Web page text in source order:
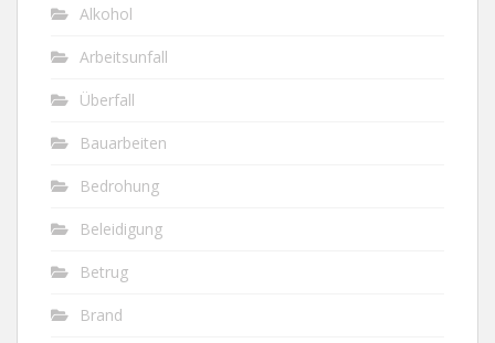
Alkohol
Arbeitsunfall
Überfall
Bauarbeiten
Bedrohung
Beleidigung
Betrug
Brand